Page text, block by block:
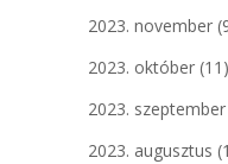
2023. november
2023. október (11)
2023. szeptember
2023. augusztus